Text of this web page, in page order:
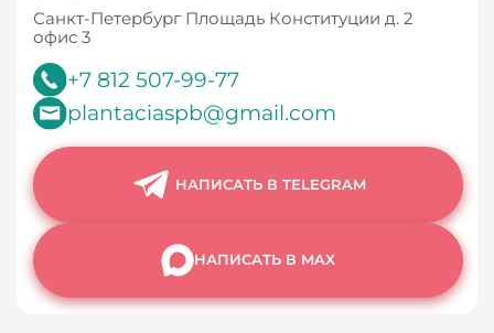
Санкт-Петербург Площадь Конституции д. 2
офис 3
+7 812 507-99-77
plantaciaspb@gmail.com
НАПИСАТЬ В TELEGRAM
НАПИСАТЬ В MAX